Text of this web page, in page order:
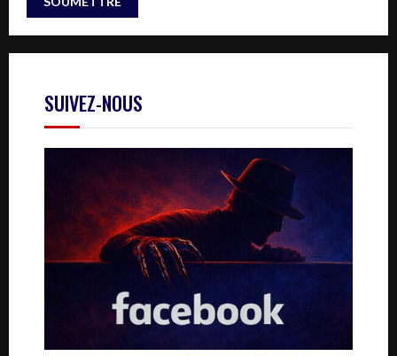
SUIVEZ-NOUS